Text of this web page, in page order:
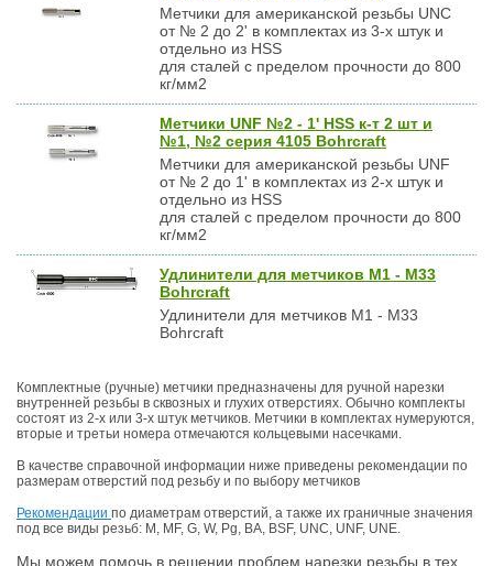
Метчики для американской резьбы UNC
от № 2 до 2' в комплектах из 3-х штук и
отдельно из HSS
для сталей с пределом прочности до 800
кг/мм2
Метчики UNF №2 - 1' HSS к-т 2 шт и
№1, №2 серия 4105 Bohrcraft
Метчики для американской резьбы UNF
от № 2 до 1' в комплектах из 2-х штук и
отдельно из HSS
для сталей с пределом прочности до 800
кг/мм2
Удлинители для метчиков М1 - М33
Bohrcraft
Удлинители для метчиков М1 - М33
Bohrcraft
Комплектные (ручные) метчики предназначены для ручной нарезки
внутренней резьбы в сквозных и глухих отверстиях. Обычно комплекты
состоят из 2-х или 3-х штук метчиков. Метчики в комплектах нумеруются,
вторые и третьи номера отмечаются кольцевыми насечками.
В качестве справочной информации ниже приведены рекомендации по
размерам отверстий под резьбу и по выбору метчиков
Рекомендации по диаметрам отверстий, а также их граничные значения
под все виды резьб: M, MF, G, W, Pg, BA, BSF, UNC, UNF, UNE.
Мы можем помочь в решении проблем нарезки резьбы в тех